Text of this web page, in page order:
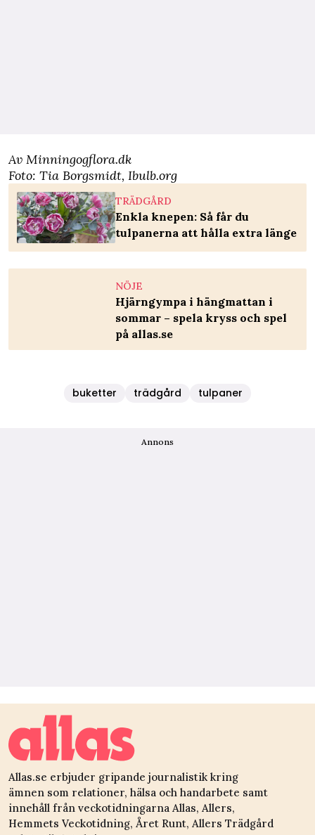
Av Minningogflora.dk
Foto: Tia Borgsmidt, Ibulb.org
TRÄDGÅRD
Enkla knepen: Så får du
tulpanerna att hålla extra länge
NÖJE
Hjärngympa i hängmattan i
sommar – spela kryss och spel
på allas.se
buketter trädgård tulpaner
Annons
Allas.se erbjuder gripande journalistik kring
ämnen som relationer, hälsa och handarbete samt
innehåll från veckotidningarna Allas, Allers,
Hemmets Veckotidning, Året Runt, Allers Trädgård